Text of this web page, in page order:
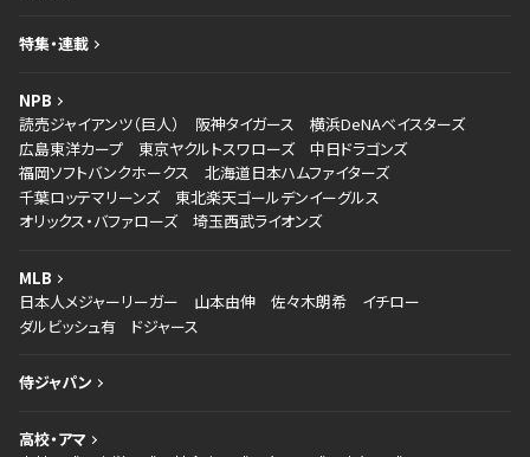
特集・連載
NPB
読売ジャイアンツ（巨人）
阪神タイガース
横浜DeNAベイスターズ
広島東洋カープ
東京ヤクルトスワローズ
中日ドラゴンズ
福岡ソフトバンクホークス
北海道日本ハムファイターズ
千葉ロッテマリーンズ
東北楽天ゴールデンイーグルス
オリックス・バファローズ
埼玉西武ライオンズ
MLB
日本人メジャーリーガー
山本由伸 佐々木朗希
イチロー
ダルビッシュ有
ドジャース
侍ジャパン
高校・アマ